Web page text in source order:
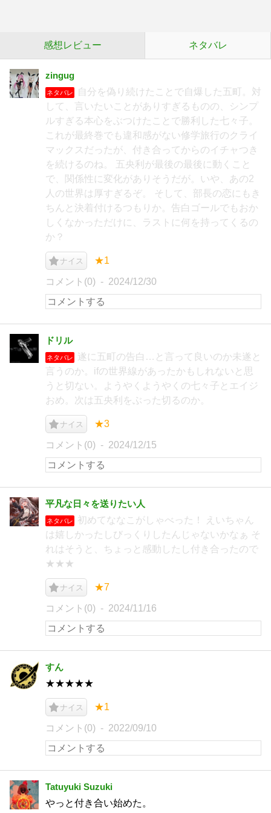
感想レビュー ネタバレ
zingug
ネタバレ
自分を偽り続けたことで自爆した五町。対
して、言いたいことがありすぎるものの、シンプ
ルすぎる本心をぶつけたことで勝利した七々子。
これが最終巻でも違和感がない修学旅行のクライ
マックスだったが、付き合ってからのイチャつき
を続けるのね。 五央利が最後の最後に動くこと
で、関係性に変化がありそうだが。いや、あの2
人の世界は厚すぎるぞ。 そして、部長の恋にもき
ちんと決着付けるつもりか。告白ゴールでもおか
しくなかっただけに、ラストに何を持ってくるの
か？
ナイス ★1
コメント(0) 2024/12/30
ドリル
ネタバレ
遂に五町の告白…と言って良いのか未遂と
言うのか。ifの世界線があったかもしれないと思
うと切ない。ようやくようやくの七々子とエイジ
おめ。次は五央利をぶった切るのか。
ナイス ★3
コメント(0) 2024/12/15
平凡な日々を送りたい人
ネタバレ
初めてななこがしゃべった！ えいちゃん
は嬉しかったしびっくりしたんじゃないかなぁ そ
れはそうと、ちょっと感動したし付き合ったので
★★★
ナイス ★7
コメント(0) 2024/11/16
すん
★★★★★
ナイス ★1
コメント(0) 2022/09/10
Tatuyuki Suzuki
やっと付き合い始めた。